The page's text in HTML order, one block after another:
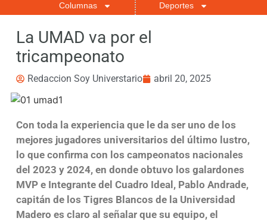
Columnas
Deportes
La UMAD va por el
tricampeonato
Redaccion Soy Universtario abril 20, 2025
Con toda la experiencia que le da ser uno de los
mejores jugadores universitarios del último lustro,
lo que confirma con los campeonatos nacionales
del 2023 y 2024, en donde obtuvo los galardones
MVP e Integrante del Cuadro Ideal, Pablo Andrade,
capitán de los Tigres Blancos de la Universidad
Madero es claro al señalar que su equipo, el